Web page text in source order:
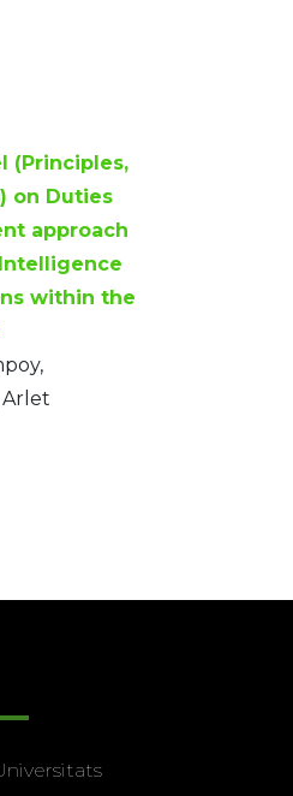
(Principles,
on Duties
approach
within the
Arlet